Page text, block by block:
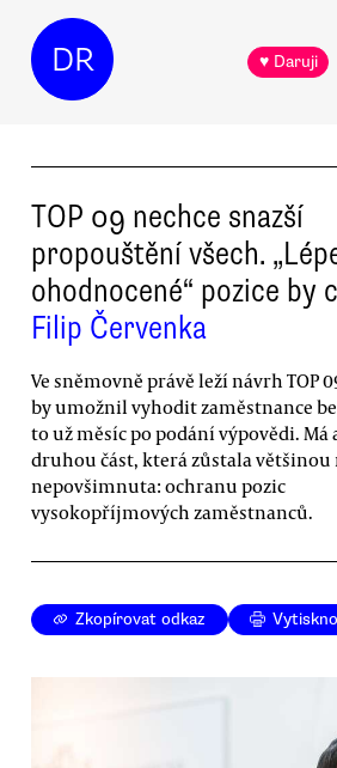
DR ♥ Daruji
TOP 09 nechce snazší
propouštění všech.
ohodnocené“ pozice by
Filip Červenka
Ve sněmovně právě leží návrh TOP
by umožnil vyhodit zaměstnance
to už měsíc po podání výpovědi. Má
druhou část, která zůstala většinou
nepovšimnuta: ochranu pozic
vysokopříjmových zaměstnanců.
Zkopírovat odkaz